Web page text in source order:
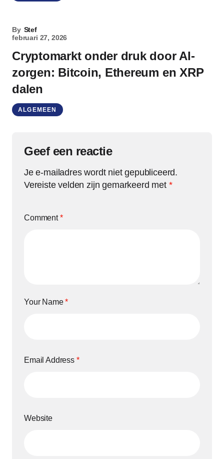
By Stef
februari 27, 2026
Cryptomarkt onder druk door AI-
zorgen: Bitcoin, Ethereum en XRP
dalen
ALGEMEEN
Geef een reactie
Je e-mailadres wordt niet gepubliceerd.
Vereiste velden zijn gemarkeerd met *
Comment*
Your Name*
Email Address *
Website